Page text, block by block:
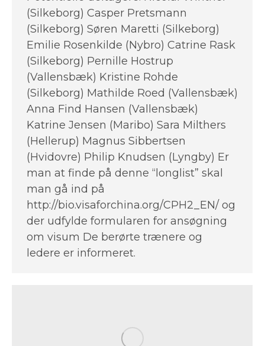
(Silkeborg) Casper Pretsmann
(Silkeborg) Søren Maretti (Silkeborg)
Emilie Rosenkilde (Nybro) Catrine Rask
(Silkeborg) Pernille Hostrup
(Vallensbæk) Kristine Rohde
(Silkeborg) Mathilde Roed (Vallensbæk)
Anna Find Hansen (Vallensbæk)
Katrine Jensen (Maribo) Sara Milthers
(Hellerup) Magnus Sibbertsen
(Hvidovre) Philip Knudsen (Lyngby) Er
man at finde på denne “longlist” skal
man gå ind på
http://bio.visaforchina.org/CPH2_EN/ og
der udfylde formularen for ansøgning
om visum De berørte trænere og
ledere er informeret.